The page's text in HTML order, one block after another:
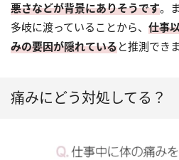
悪さなどが背景にありそうです。
多岐に渡っていることから、 仕事
みの要因が隠れていると推測できま
痛みにどう対処してる？